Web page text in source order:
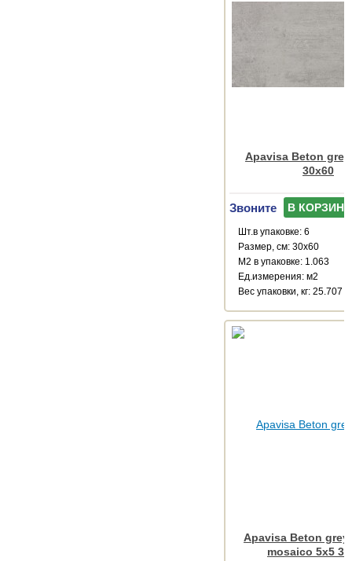
Apavisa Beton
30x60
Звоните В КОРЗИНУ
Шт.в упаковке: 6
Размер, см: 30x60
М2 в упаковке: 1.063
Ед.измерения: м2
Веc упаковки, кг: 25.707
Apavisa Beton
mosaico 5x5